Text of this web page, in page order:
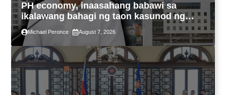
PH economy, inaasahang babawi sa
ikalawang bahagi ng taon kasunod ng
2.3% GDP dulot ng Middle East war,
pagkaantala ng public construction
Michael Peronce August 7, 2026